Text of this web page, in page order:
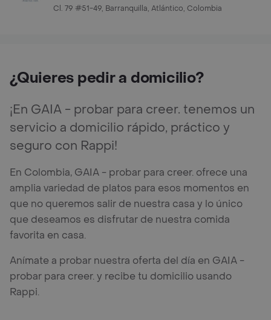
Cl. 79 #51-49, Barranquilla, Atlántico, Colombia
¿Quieres pedir a domicilio?
¡En GAIA - probar para creer. tenemos un
servicio a domicilio rápido, práctico y
seguro con Rappi!
En Colombia, GAIA - probar para creer. ofrece una
amplia variedad de platos para esos momentos en
que no queremos salir de nuestra casa y lo único
que deseamos es disfrutar de nuestra comida
favorita en casa.
Anímate a probar nuestra oferta del día en GAIA -
probar para creer. y recibe tu domicilio usando
Rappi.